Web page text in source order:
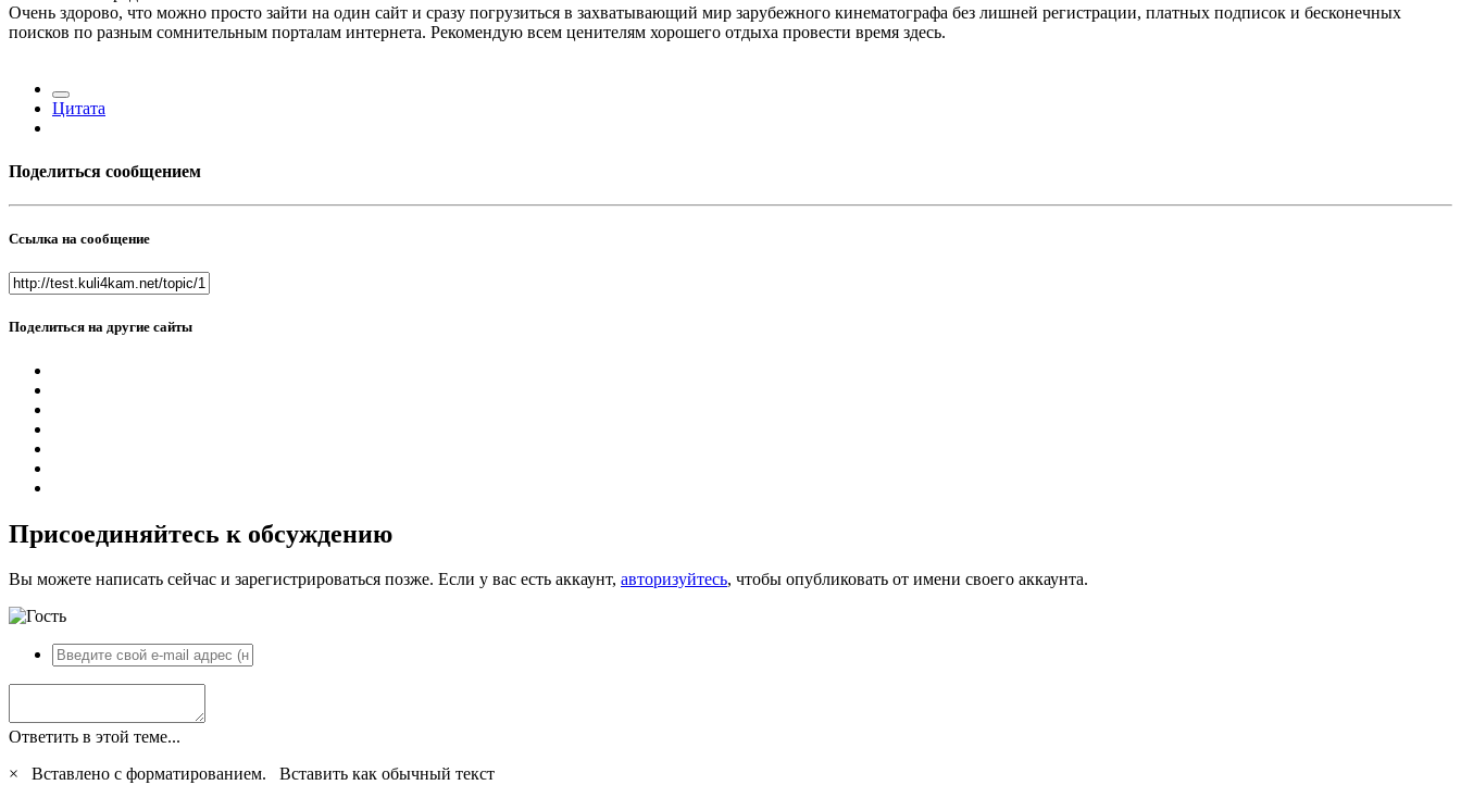
Очень здорово, что можно просто зайти на один сайт и сразу погрузиться в захватывающий мир зарубежного кинематографа без лишней регистрации, платных подписок и бесконечных
поисков по разным сомнительным порталам интернета. Рекомендую всем ценителям хорошего отдыха провести время здесь.
Цитата
Поделиться сообщением
Ссылка на сообщение
Поделиться на другие сайты
Присоединяйтесь к обсуждению
Вы можете написать сейчас и зарегистрироваться позже. Если у вас есть аккаунт, авторизуйтесь, чтобы опубликовать от имени своего аккаунта.
Ответить в этой теме...
×
Вставлено с форматированием. Вставить как обычный текст